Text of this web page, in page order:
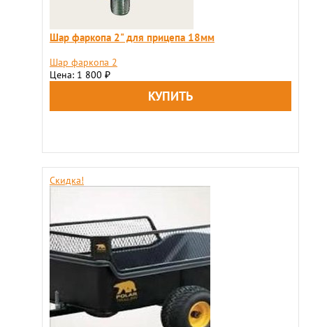
Шар фаркопа 2" для прицепа 18мм
Шар фаркопа 2
Цена: 1 800 ₽
Скидка!